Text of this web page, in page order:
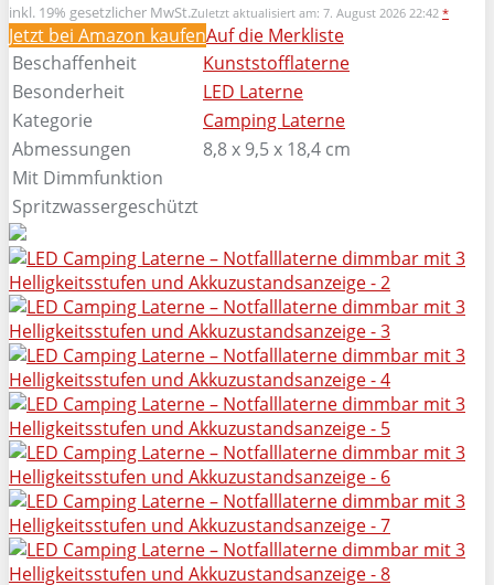
inkl. 19% gesetzlicher MwSt.Zuletzt aktualisiert am: 7. August 2026 22:42 *
Jetzt bei Amazon kaufenAuf die Merkliste
Beschaffenheit
Kunststofflaterne
Besonderheit
LED Laterne
Kategorie
Camping Laterne
Abmessungen
8,8 x 9,5 x 18,4 cm
Mit Dimmfunktion
Spritzwassergeschützt